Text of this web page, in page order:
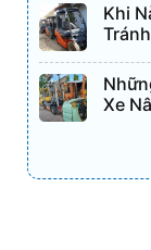
Khi
Xe